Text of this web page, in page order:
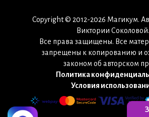
Copyright © 2012-2026 Магикум.
Виктории Соколовой.
Все права защищены. Все
запрещены к копированию и
законом об авторском
Политика
Условия